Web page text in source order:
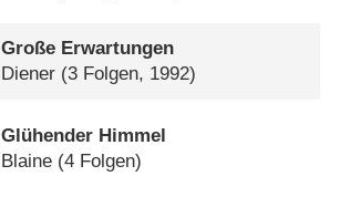
Große Erwartungen
Diener (3 Folgen, 1992)
Glühender Himmel
Blaine (4 Folgen)